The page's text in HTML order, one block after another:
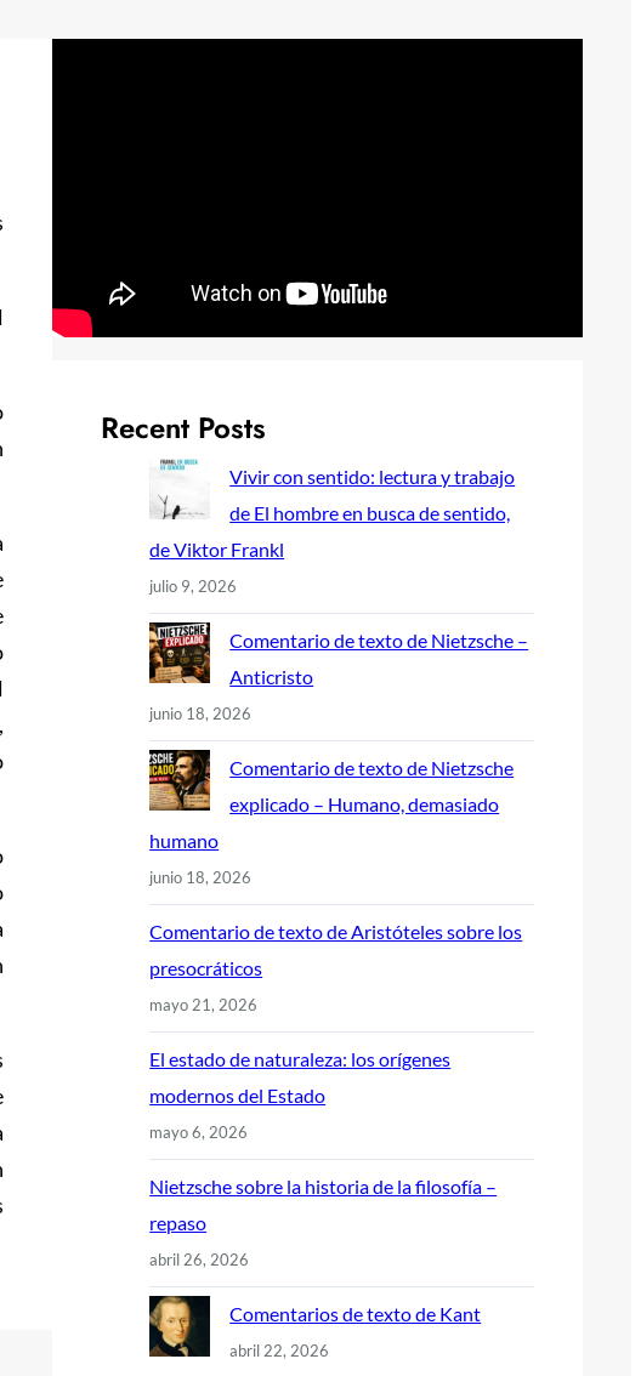
Recent Posts
Vivir con sentido: lectura y trabajo
de El hombre en busca de sentido,
de Viktor Frankl
julio 9, 2026
Comentario de texto de Nietzsche –
Anticristo
junio 18, 2026
Comentario de texto de Nietzsche
explicado – Humano, demasiado
humano
junio 18, 2026
Comentario de texto de Aristóteles sobre los
presocráticos
mayo 21, 2026
El estado de naturaleza: los orígenes
modernos del Estado
mayo 6, 2026
Nietzsche sobre la historia de la filosofía –
repaso
abril 26, 2026
Comentarios de texto de Kant
abril 22, 2026